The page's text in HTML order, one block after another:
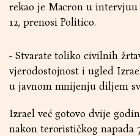
rekao je Macron u intervjuu
12, prenosi Politico.
- Stvarate toliko civilnih
vjerodostojnost i ugled
u javnom mnijenju diljem
Izrael već gotovo dvije
nakon terorističkog napada